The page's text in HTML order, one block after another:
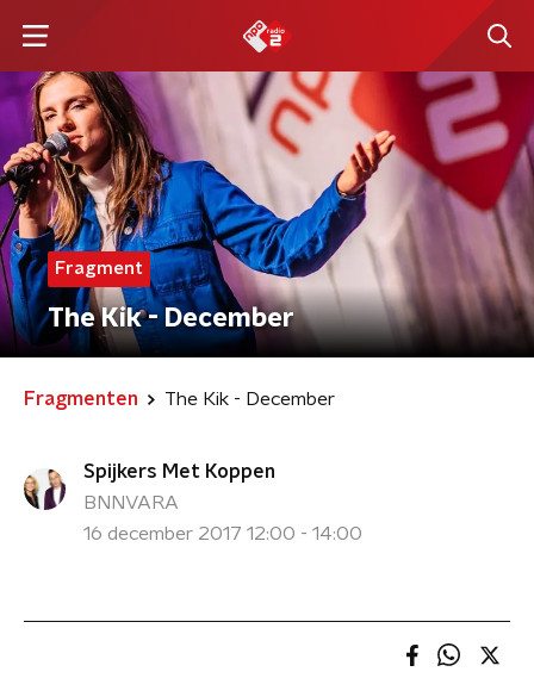
Fragment
The Kik - December
Fragmenten The Kik - December
Spijkers Met Koppen
BNNVARA
16 december 2017 12:00 - 14:00